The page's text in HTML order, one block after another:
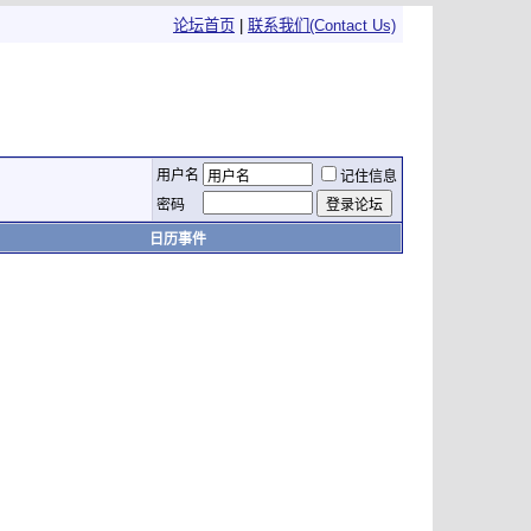
论坛首页 联系我们(Contact Us)
用户名
记住信息
密码
日历事件